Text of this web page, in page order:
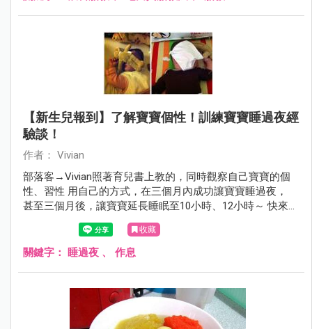
【新生兒報到】了解寶寶個性！訓練寶寶睡過夜經
驗談！
作者： Vivian
部落客→Vivian照著育兒書上教的，同時觀察自己寶寶的個
性、習性 用自己的方式，在三個月內成功讓寶寶睡過夜，
甚至三個月後，讓寶寶延長睡眠至10小時、12小時～ 快來看
看這位認真媽咪的經驗分享吧！
收藏
關鍵字： 睡過夜 、 作息